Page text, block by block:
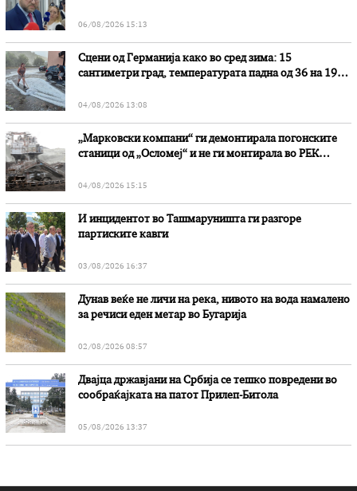
06/08/2026 15:13
Сцени од Германија како во сред зима: 15
сантиметри град, температурата падна од 36 на 19
04/08/2026 13:08
„Марковски компани“ ги демонтирала погонските
станици од „Осломеј“ и не ги монтирала во РЕК
04/08/2026 15:15
И инцидентот во Ташмаруништa ги разгоре
партиските кавги
03/08/2026 16:37
Дунав веќе не личи на река, нивото на вода намалено
за речиси еден метар во Бугарија
02/08/2026 08:57
Двајца државјани на Србија се тешко повредени во
сообраќајката на патот Прилеп-Битола
05/08/2026 13:37